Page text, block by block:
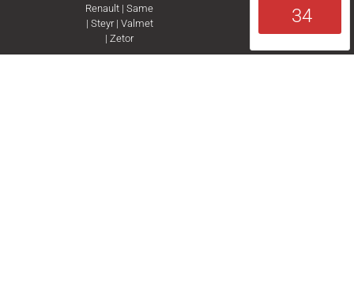
Renault |Same
| Steyr| Valmet
|Zetor
34